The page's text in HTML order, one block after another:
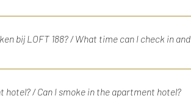
monumentaal pand aan het water. Om daar
place, but unfortunately less
bij LOFT 188? / What time can I check in
inchecken en je hebt tot 11.00 uur de tijd
you want to check out later, please inquire
hotel? / Can I smoke in the apartment hotel?